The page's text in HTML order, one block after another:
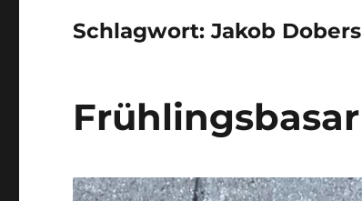
Schlagwort:Jakob Dobers
Frühlingsbasar